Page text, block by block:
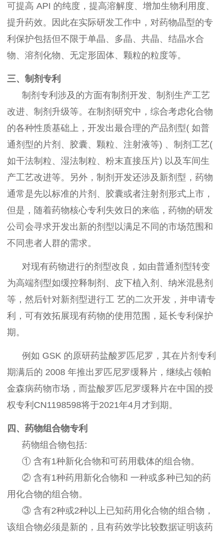
可提高 API 的纯度，提高溶解度、增加生物利用度、
提升药效。因此在实际研发工作中，对药物晶型的专
利保护包括但不限于单晶、多晶、共晶、结晶水合
物、溶剂化物、无定形固体、颗粒的粒度等。
三、制剂专利
制剂专利涉及的方面有制剂开发、制剂生产工艺
改进、制剂升级等。在制剂研究中，综合考虑化合物
的各种性质基础上，开发出最合理的产品剂型( 如普
通剂型的片剂、胶囊、颗粒、注射液等) 、制剂工艺(
如干法制粒、湿法制粒、粉末直接压片) 以及车间生
产工艺改进等。另外，制剂开发还涉及新剂型，药物
通常是先以标准的片剂、胶囊或者注射剂形式上市，
但是，随着药物核心专利失效日的来临，药物的研发
公司会寻求开发出新的剂型以满足不同的市场范围和
不同患者人群的需求。
对现有药物进行的剂型改良，如由普通剂型转变
为高端剂型如缓控释制剂、皮下植入剂、纳米混悬剂
等，然后针对新剂型进行工 艺的二次开发，并申请专
利，可有效拓展现有药物的使用范围，延长专利保护
期。
例如 GSK 的原研药盐酸罗匹尼罗，其在片剂专利
期满后的 2008 年推出罗匹尼罗缓释片，继续占领帕
金森病药物市场，而盐酸罗匹尼罗缓释片在中国的授
权专利CN1198598将于2021年4月才到期。
四、药物组合物专利
药物组合物包括:
① 含有1种新化合物和可药用载体的组合物。
② 含有1种药用新化合物和 一种或多种已知的药
用化合物的组合物。
③ 含有2种或2种以上已知药用化合物的组合物，
该组合物必须是新的，且有药效学比较数据证明该药